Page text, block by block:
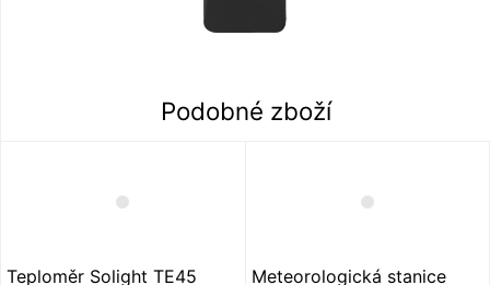
Podobné zboží
Teploměr Solight TE45
Meteorologická stanice